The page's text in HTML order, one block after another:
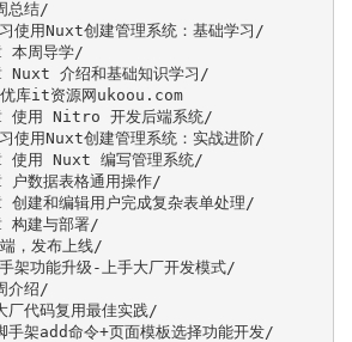
，发布上线/
架功能升级-上手大厂开发模式/
介绍/
代码复用最佳实践/
架add命令+页面模板选择功能开发/